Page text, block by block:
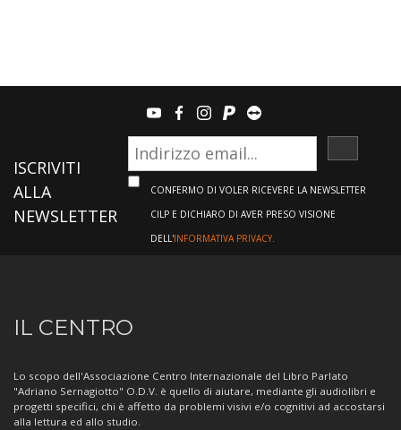
youtubefacebook
instagram
paypalteamviewer
ISCRIVITI
ALLA
NEWSLETTER
CONFERMO DI VOLER RICEVERE LA NEWSLETTER
CILP E DICHIARO DI AVER PRESO VISIONE
DELL'INFORMATIVA PRIVACY.
Informazioni
sul
Centro
IL CENTRO
Lo scopo dell'Associazione Centro Internazionale del Libro Parlato
"Adriano Sernagiotto" O.D.V. è quello di aiutare, mediante gli audiolibri e
progetti specifici, chi è affetto da problemi visivi e/o cognitivi ad accostarsi
alla lettura ed allo studio.